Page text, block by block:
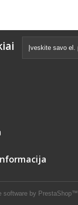
software by PrestaShop™